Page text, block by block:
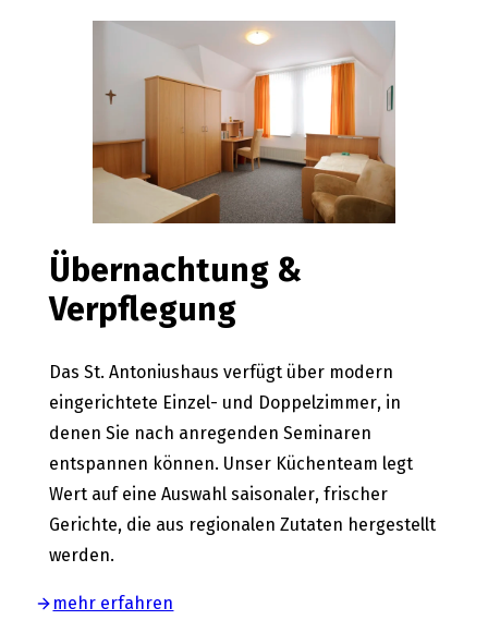
Übernachtung &
Verpflegung
Das St. Antoniushaus verfügt über modern
eingerichtete Einzel- und Doppelzimmer, in
denen Sie nach anregenden Seminaren
entspannen können. Unser Küchenteam legt
Wert auf eine Auswahl saisonaler, frischer
Gerichte, die aus regionalen Zutaten hergestellt
werden.
mehr erfahren